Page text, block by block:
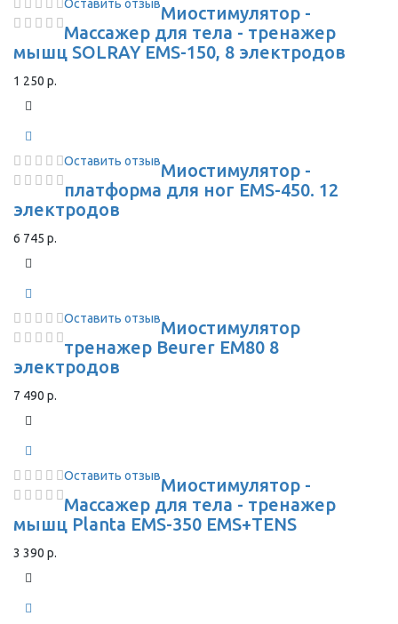
Оставить отзывМиостимулятор -
Массажер для тела - тренажер
мышц SOLRAY EMS-150, 8 электродов
1 250 р.
Оставить отзывМиостимулятор -
платформа для ног EMS-450. 12
электродов
6 745 р.
Оставить отзывМиостимулятор
тренажер Beurer EM80 8
электродов
7 490 р.
Оставить отзывМиостимулятор -
Массажер для тела - тренажер
мышц Planta EMS-350 EMS+TENS
3 390 р.